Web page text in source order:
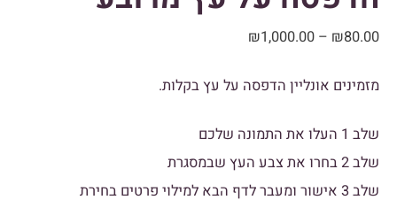
₪80.00
–
₪1,000.00
מזמינים אונליין הדפסה על עץ בקלות.
שלב 1 העלו את התמונה שלכם
שלב 2 בחרו את צבע העץ שבמסגרת
שלב 3 אישור ומעבר לדף הבא למילוי פרטים בחירת